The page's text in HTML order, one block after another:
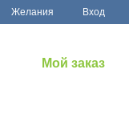
Желания Вход
Мой заказ